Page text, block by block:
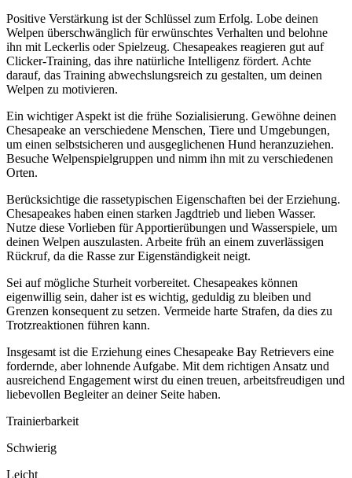
Positive Verstärkung ist der Schlüssel zum Erfolg. Lobe deinen
Welpen überschwänglich für erwünschtes Verhalten und belohne
ihn mit Leckerlis oder Spielzeug. Chesapeakes reagieren gut auf
Clicker-Training, das ihre natürliche Intelligenz fördert. Achte
darauf, das Training abwechslungsreich zu gestalten, um deinen
Welpen zu motivieren.
Ein wichtiger Aspekt ist die frühe Sozialisierung. Gewöhne deinen
Chesapeake an verschiedene Menschen, Tiere und Umgebungen,
um einen selbstsicheren und ausgeglichenen Hund heranzuziehen.
Besuche Welpenspielgruppen und nimm ihn mit zu verschiedenen
Orten.
Berücksichtige die rassetypischen Eigenschaften bei der Erziehung.
Chesapeakes haben einen starken Jagdtrieb und lieben Wasser.
Nutze diese Vorlieben für Apportierübungen und Wasserspiele, um
deinen Welpen auszulasten. Arbeite früh an einem zuverlässigen
Rückruf, da die Rasse zur Eigenständigkeit neigt.
Sei auf mögliche Sturheit vorbereitet. Chesapeakes können
eigenwillig sein, daher ist es wichtig, geduldig zu bleiben und
Grenzen konsequent zu setzen. Vermeide harte Strafen, da dies zu
Trotzreaktionen führen kann.
Insgesamt ist die Erziehung eines Chesapeake Bay Retrievers eine
fordernde, aber lohnende Aufgabe. Mit dem richtigen Ansatz und
ausreichend Engagement wirst du einen treuen, arbeitsfreudigen und
liebevollen Begleiter an deiner Seite haben.
Trainierbarkeit
Schwierig
Leicht